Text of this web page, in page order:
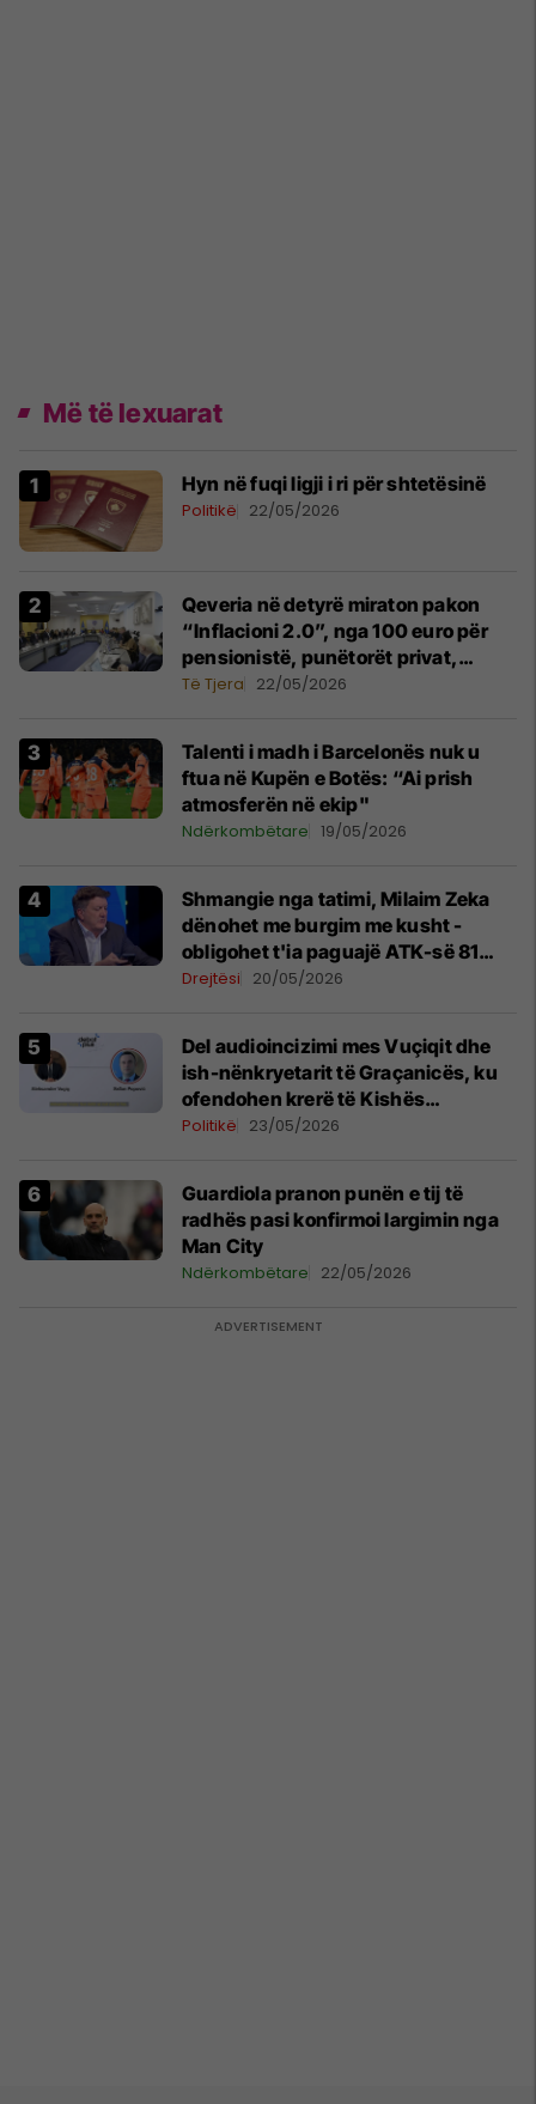
Më të lexuarat
Hyn në fuqi ligji i ri për shtetësinë
Politikë 22/05/2026
Qeveria në detyrë miraton pakon
“Inflacioni 2.0”, nga 100 euro për
pensionistë, punëtorët privat,
fëmijë dhe studentë
Të Tjera 22/05/2026
Talenti i madh i Barcelonës nuk u
ftua në Kupën e Botës: “Ai prish
atmosferën në ekip"
Ndërkombëtare 19/05/2026
Shmangie nga tatimi, Milaim Zeka
dënohet me burgim me kusht -
obligohet t'ia paguajë ATK-së 81
mijë euro
Drejtësi 20/05/2026
Del audioincizimi mes Vuçiqit dhe
ish-nënkryetarit të Graçanicës, ku
ofendohen krerë të Kishës
Ortodokse Serbe
Politikë 23/05/2026
Guardiola pranon punën e tij të
radhës pasi konfirmoi largimin nga
Man City
Ndërkombëtare 22/05/2026